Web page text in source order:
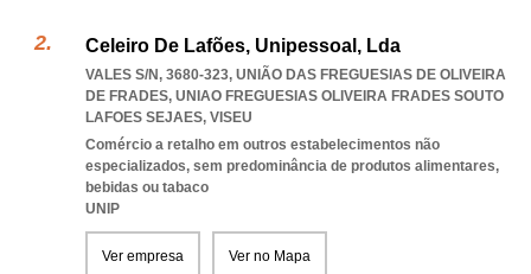
Celeiro De Lafões, Unipessoal, Lda
VALES S/N, 3680-323, UNIÃO DAS FREGUESIAS DE OLIVEIRA
DE FRADES, UNIAO FREGUESIAS OLIVEIRA FRADES SOUTO
LAFOES SEJAES, VISEU
Comércio a retalho em outros estabelecimentos não
especializados, sem predominância de produtos alimentares,
bebidas ou tabaco
UNIP
Ver empresa Ver no Mapa